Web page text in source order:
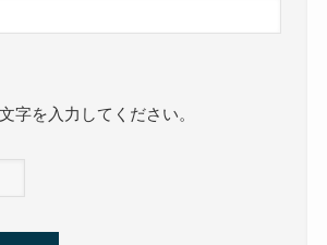
字を入力してください。